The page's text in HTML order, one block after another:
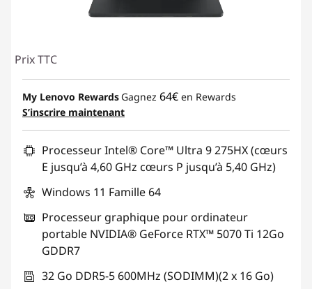
Prix TTC
My Lenovo Rewards Gagnez 64€ en Rewards
S’inscrire maintenant
Processeur Intel® Core™ Ultra 9 275HX (cœurs
E jusqu’à 4,60 GHz cœurs P jusqu’à 5,40 GHz)
Windows 11 Famille 64
Processeur graphique pour ordinateur
portable NVIDIA® GeForce RTX™ 5070 Ti 12Go
GDDR7
32 Go DDR5-5 600MHz (SODIMM)(2 x 16 Go)